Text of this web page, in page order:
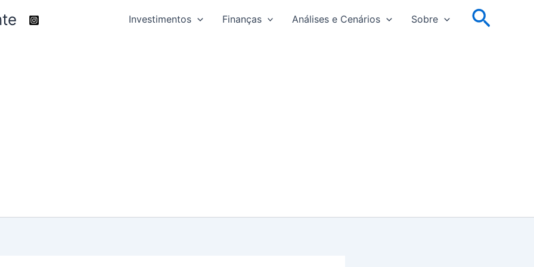
Investimentos Finanças Análises e Cenários Sobre